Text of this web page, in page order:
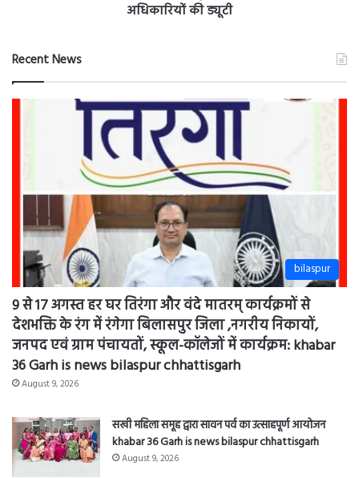
9 से 17 अगस्त हर घर तिरंगा और वंदे मातरम् कार्यक्रमों से
देशभक्ति के रंग में रंगेगा बिलासपुर जिला ,नगरीय निकायों,
जनपद एवं ग्राम पंचायतों, स्कूल-कॉलेजों में कार्यक्रम: khabar
36 Garh is news bilaspur chhattisgarh
सखी महिला समूह द्वारा सावन पर्व का उत्साहपूर्ण आयोजन
khabar 36 Garh is news bilaspur chhattisgarh
August 9, 2026
सेवा एक नई पहल ” की अनूठी पहल : 60 नौनिहालों को मिली
बारिश से बचाव की छतरी: khabar 36 Garh is news sipat
news bilaspur chhattisgarh
August 8, 2026
कांग्रेस सचिव तोरन खांडे व पुत्र पर बरछी से जान लेवा हमला,
गंभीर हालत में अस्पताल इलाज जारी सख्त कार्रवाई की मांग
khabar 36 Garh is news Raipur Chhattisgarh
प्रक्रिया की व्यावहारिक जानकारी: khabar 36 Garh is news
bilaspur chhattisgarh
August 7, 2026